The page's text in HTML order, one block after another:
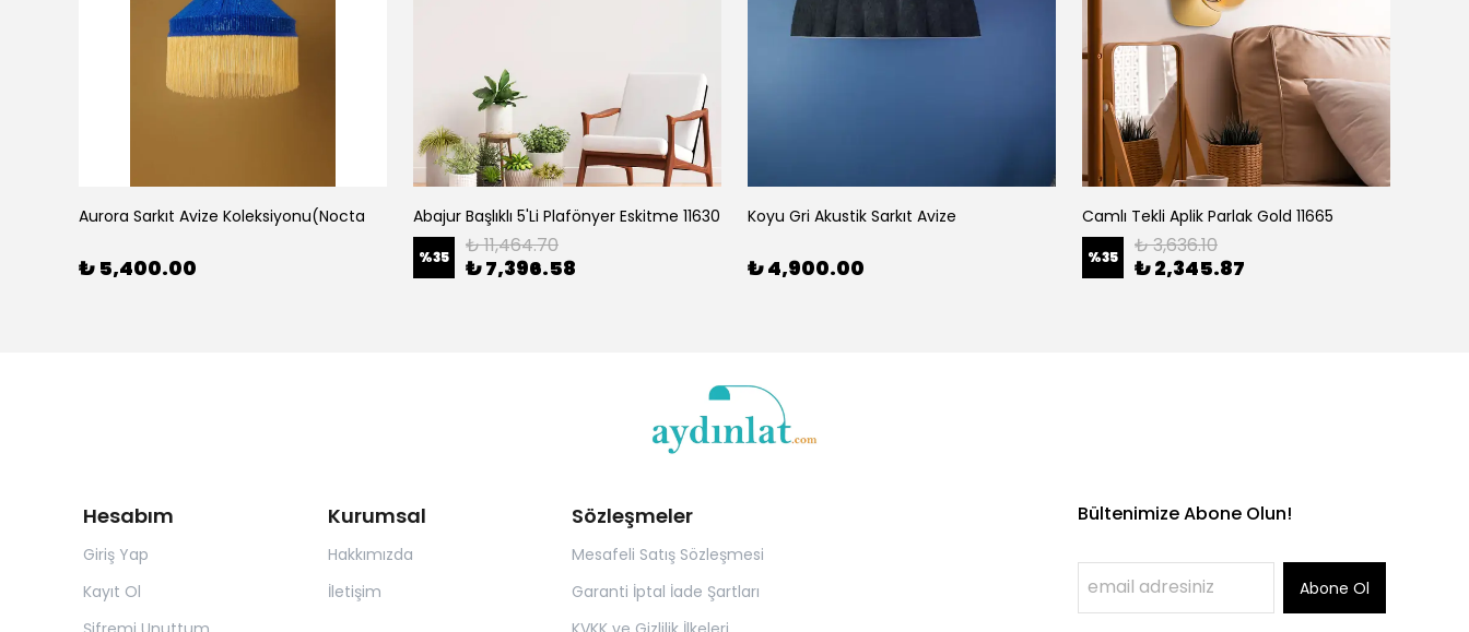
Aurora Sarkıt Avize Koleksiyonu(Nocta
₺ 5,400.00
Abajur Başlıklı 5'Li Plafönyer Eskitme 11630
%35 ₺ 11,464.70
₺ 7,396.58
Koyu Gri Akustik Sarkıt Avize
₺ 4,900.00
Camlı Tekli Aplik Parlak Gold 11665
%35 ₺ 3,636.10
₺ 2,345.87
Hesabım
Giriş Yap
Kayıt Ol
Kurumsal
Hakkımızda
İletişim
Sözleşmeler
Mesafeli Satış Sözleşmesi
Garanti İptal İade Şartları
Bültenimize Abone Olun!
Abone Ol